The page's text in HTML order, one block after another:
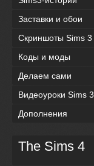
Заставки и обои
Скриншоты Sims 3
Коды и моды
Делаем сами
Видеоуроки Sims 3
Дополнения
The Sims 4